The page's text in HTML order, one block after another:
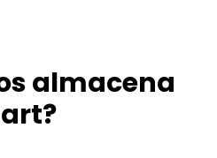
almacena